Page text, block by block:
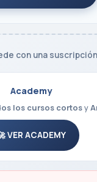
con una suscripción
Academy
los cursos cortosy
VER ACADEMY